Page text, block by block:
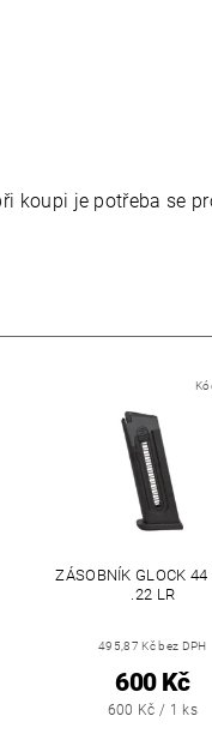
koupi je potřeba se
ZÁSOBNÍK GLOCK 44
.22 LR
495,87 Kč bez DPH
600 Kč
600 Kč / 1 ks